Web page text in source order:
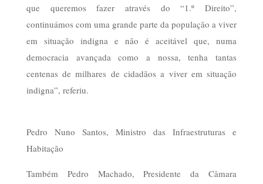
que queremos fazer através do “1.º Direito”,
continuámos com uma grande parte da população a viver
em situação indigna e não é aceitável que, numa
democracia avançada como a nossa, tenha tantas
centenas de milhares de cidadãos a viver em situação
indigna”, referiu.
Pedro Nuno Santos, Ministro das Infraestruturas e
Habitação
Também Pedro Machado, Presidente da Câmara